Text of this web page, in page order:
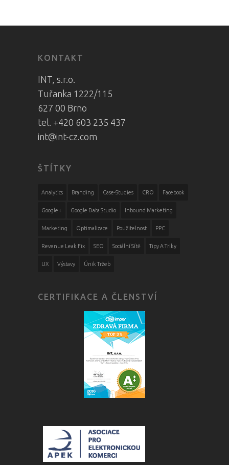
KONTAKT
INT, s.r.o.
Tuřanka 1222/115
627 00 Brno
tel. +420 603 235 437
int@int-cz.com
ŠTÍTKY
Analytics Branding Case-Studies CRO Facebook
Google+ Google Data Studio Inbound Marketing
Marketing Optimalizace Použitelnost PPC
Revenue Leak Fix SEO Sociální Sítě Tipy A Triky
UX Výstavy Únik Tržeb
CERTIFIKACE A ČLENSTVÍ